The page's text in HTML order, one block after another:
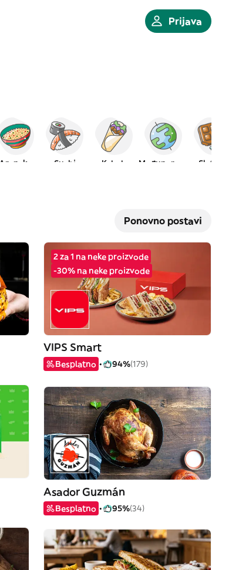
Prijava
Arapska Sushi Kebab Slatkiši
Ponovno postavi
2 za 1 na neke proizvode
-30% na neke proizvode
VIPS Smart
Besplatno 94%(179)
Asador Guzmán
Besplatno 95%(34)